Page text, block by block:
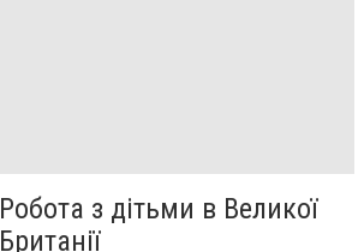
Робота з дітьми в Великої
Британії